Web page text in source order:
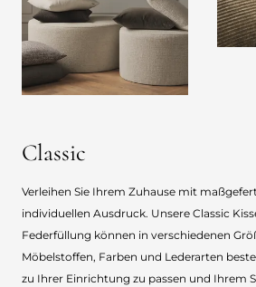
Classic
Verleihen Sie Ihrem Zuhause mit
individuellen Ausdruck. Unsere Classic
Federfüllung können in verschiedenen
Möbelstoffen, Farben und Lederarten
zu Ihrer Einrichtung zu passen und Ihrem